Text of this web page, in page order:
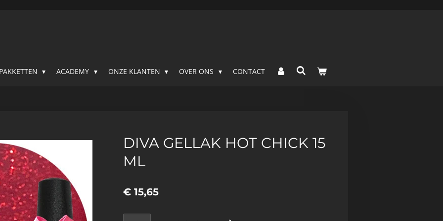
ACADEMY ONZE KLANTEN OVER ONS CONTACT
DIVA GELLAK HOT CHICK 15
ML
€ 15,65